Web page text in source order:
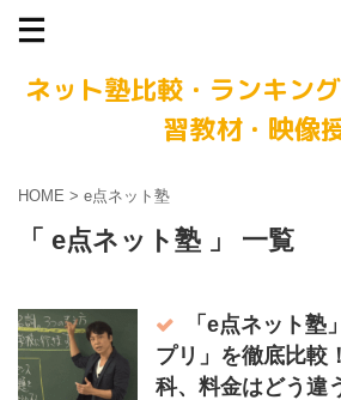
ネット塾比較・ランキン
習教材・映像
HOME > e点ネット塾
「 e点ネット塾 」 一覧
「e点ネット塾
プリ」を徹底比較
科、料金はどう違